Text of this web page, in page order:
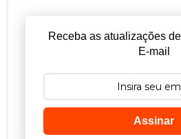
Receba as atualizações
E-mail
Assinar